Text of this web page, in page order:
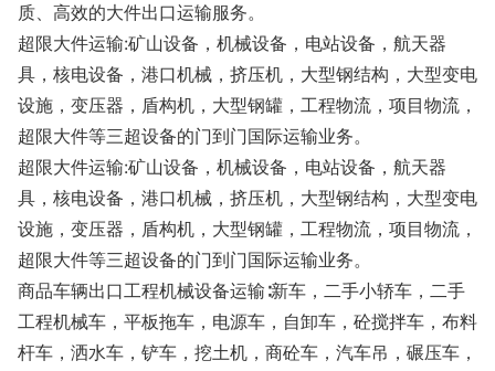
质、高效的大件出口运输服务。
超限大件运输:矿山设备，机械设备，电站设备，航天器
具，核电设备，港口机械，挤压机，大型钢结构，大型变电
设施，变压器，盾构机，大型钢罐，工程物流，项目物流，
超限大件等三超设备的门到门国际运输业务。
超限大件运输:矿山设备，机械设备，电站设备，航天器
具，核电设备，港口机械，挤压机，大型钢结构，大型变电
设施，变压器，盾构机，大型钢罐，工程物流，项目物流，
超限大件等三超设备的门到门国际运输业务。
商品车辆出口工程机械设备运输∶新车，二手小轿车，二手
工程机械车，平板拖车，电源车，自卸车，砼搅拌车，布料
杆车，洒水车，铲车，挖土机，商砼车，汽车吊，碾压车，